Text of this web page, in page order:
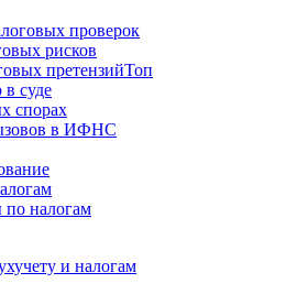
проверок
рисков
претензийТоп
в суде
спорах
в ИФНС
по налогам
и налогам